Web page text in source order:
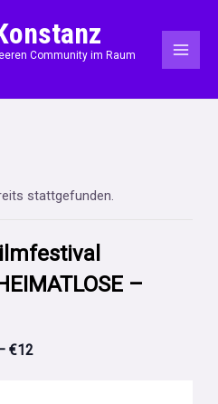
Community im Raum
stattgefunden.
–
€12